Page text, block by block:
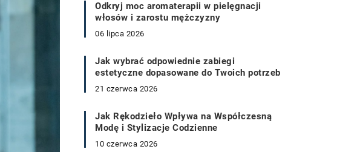
Odkryj moc aromaterapii w pielęgnacji
włosów i zarostu mężczyzny
06 lipca 2026
Jak wybrać odpowiednie zabiegi
estetyczne dopasowane do Twoich potrzeb
21 czerwca 2026
Jak Rękodzieło Wpływa na Współczesną
Modę i Stylizacje Codzienne
10 czerwca 2026